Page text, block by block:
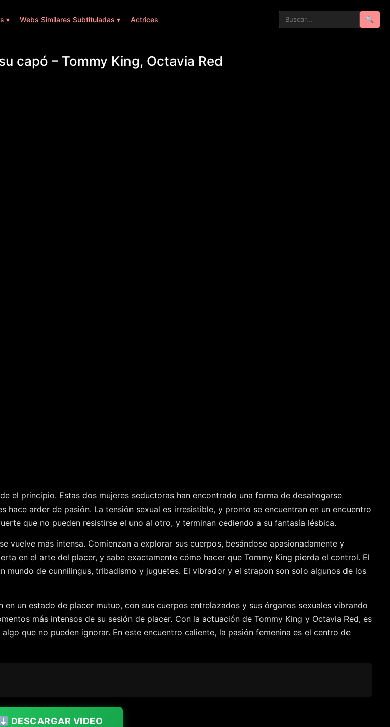
▾ Webs Similares Subtituladas ▾ Actrices 🔍
capó – Tommy King, Octavia Red
el principio. Estas dos mujeres seductoras han encontrado una forma de desahogarse
arder de pasión. La tensión sexual es irresistible, y pronto se encuentran en un encuentro
que no pueden resistirse el uno al otro, y terminan cediendo a su fantasía lésbica.
vuelve más intensa. Comienzan a explorar sus cuerpos, besándose apasionadamente y
en el arte del placer, y sabe exactamente cómo hacer que Tommy King pierda el control. El
de cunnilingus, tribadismo y juguetes. El vibrador y el strapon son solo algunos de los
un estado de placer mutuo, con sus cuerpos entrelazados y sus órganos sexuales vibrando
más intensos de su sesión de placer. Con la actuación de Tommy King y Octavia Red, es
que no pueden ignorar. En este encuentro caliente, la pasión femenina es el centro de
DESCARGAR VIDEO